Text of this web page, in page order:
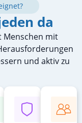
da
mit
und aktiv zu